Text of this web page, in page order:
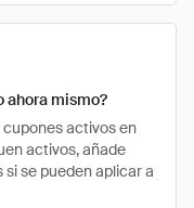
ahora mismo?
activos en
activos, añade
se pueden aplicar a